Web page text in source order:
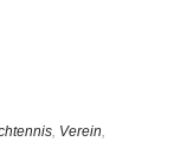
Verein